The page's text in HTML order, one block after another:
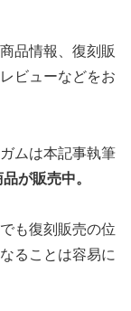
品情報、復刻販
ビューなどをお
ムは本記事執筆
が販売中。
も復刻販売の位
ることは容易に